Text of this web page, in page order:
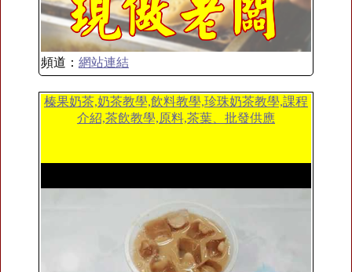
頻道： 網站連結
榛果奶茶,奶茶教學,飲料教學,珍珠奶茶教學,課程
介紹,茶飲教學,原料,茶葉、批發供應